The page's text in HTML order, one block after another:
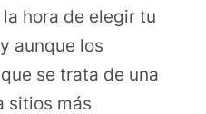
hora de elegir tu
aunque los
se trata de una
sitios más